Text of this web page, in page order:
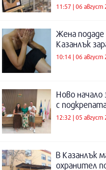
11:57 | 06 август
Жена подаде
Казанлък
10:14 | 06 август
Ново
с
12:32 | 05 август
В Казанлък
охранител